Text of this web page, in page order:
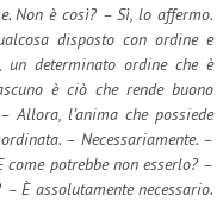
Non è così? – Sì, lo affermo.
disposto con ordine e
un determinato ordine che è
è ciò che rende buono
Allora, l’anima che possiede
– Necessariamente. –
potrebbe non esserlo? –
È assolutamente necessario.